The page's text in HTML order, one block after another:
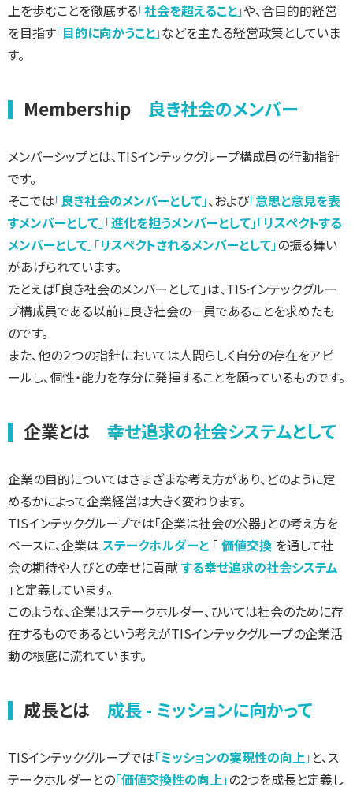
上を歩むことを徹底する「社会を超えること」や、合目的的経営
を目指す「目的に向かうこと」などを主たる経営政策としていま
す。
Membership 良き社会のメンバー
メンバーシップとは、TISインテックグループ構成員の行動指針
です。
そこでは「良き社会のメンバーとして」、および「意思と意見を表
すメンバーとして」「進化を担うメンバーとして」「リスペクトする
メンバーとして」「リスペクトされるメンバーとして」の振る舞い
があげられています。
たとえば「良き社会のメンバーとして」は、TISインテックグルー
プ構成員である以前に良き社会の一員であることを求めたも
のです。
また、他の２つの指針においては人間らしく自分の存在をアピ
ールし、個性・能力を存分に発揮することを願っているものです。
企業とは 幸せ追求の社会システムとして
企業の目的についてはさまざまな考え方があり、どのように定
めるかによって企業経営は大きく変わります。
TISインテックグループでは「企業は社会の公器」との考え方を
ベースに、企業は ステークホルダーと 「 価値交換 を通して社
会の期待や人びとの幸せに貢献 する幸せ追求の社会システム
」と定義しています。
このような、企業はステークホルダー、ひいては社会のために存
在するものであるという考えがTISインテックグループの企業活
動の根底に流れています。
成長とは 成長 - ミッションに向かって
TISインテックグループでは「ミッションの実現性の向上」 と、ス
テークホルダーとの「価値交換性の向上」の2つを成長と定義し